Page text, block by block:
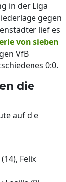
in der Liga
gegen
lief es
von sieben
VfB
0:0.
die
auf die
Felix